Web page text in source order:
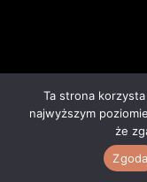
Karrot
Polityka
Ta strona
najwyższym
że
Zgoda